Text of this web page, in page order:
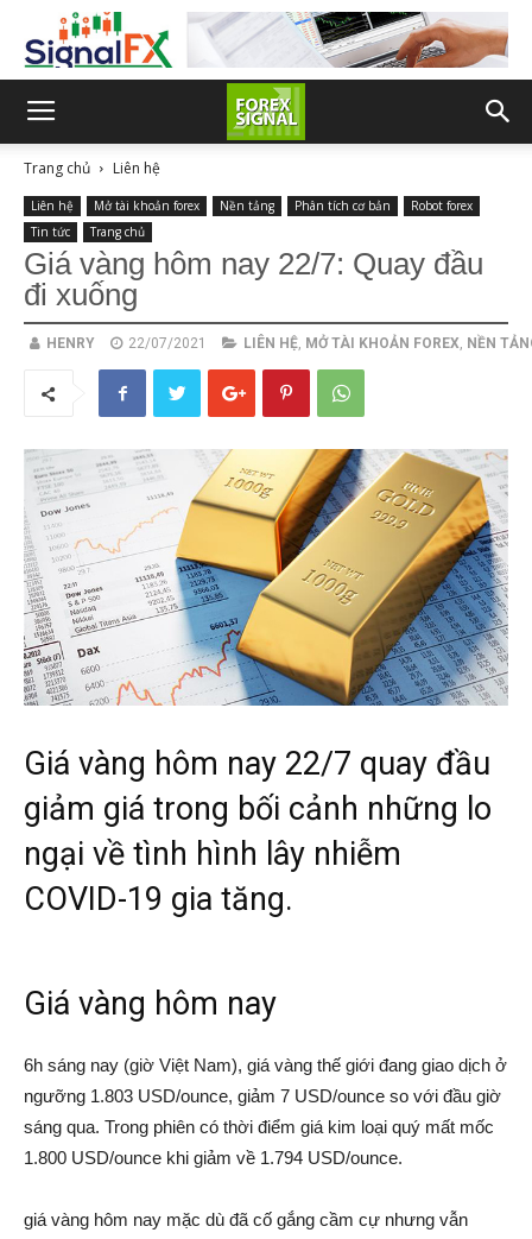
Trang chủ Liên hệ
Liên hệ Mở tài khoản forex Nền tảng Phân tích cơ bản
Robot forex
Tin tức
Trang chủ
Giá vàng hôm nay 22/7: Quay đầu
đi xuống
HENRY 22/07/2021 LIÊN HỆ, MỞ TÀI KHOẢN FOREX, NỀN
Giá vàng hôm nay 22/7 quay đầu
giảm giá trong bối cảnh những lo
ngại về tình hình lây nhiễm
COVID-19 gia tăng.
Giá vàng hôm nay
6h sáng nay (giờ Việt Nam), giá vàng thế giới đang giao dịch ở
ngưỡng 1.803 USD/ounce, giảm 7 USD/ounce so với đầu giờ
sáng qua. Trong phiên có thời điểm giá kim loại quý mất mốc
1.800 USD/ounce khi giảm về 1.794 USD/ounce.
giá vàng hôm nay mặc dù đã cố gắng cầm cự nhưng vẫn